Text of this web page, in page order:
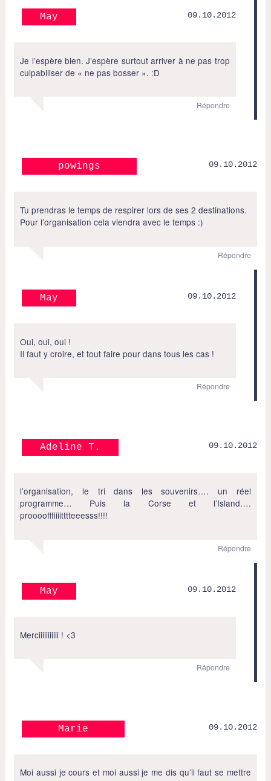
May 09.10.2012
Je l’espère bien. J’espère surtout arriver à ne pas trop
culpabiliser de « ne pas bosser ». :D
Répondre
powings 09.10.2012
Tu prendras le temps de respirer lors de ses 2 destinations.
Pour l’organisation cela viendra avec le temps :)
Répondre
May 09.10.2012
Oui, oui, oui !
Il faut y croire, et tout faire pour dans tous les cas !
Répondre
Adeline T. 09.10.2012
l’organisation, le tri dans les souvenirs…. un réel
programme… Puis la Corse et l’Island….
proooofffiiiitttteeesss!!!!
Répondre
May 09.10.2012
Merciiiiiiiiiii ! <3
Répondre
Marie 09.10.2012
Moi aussi je cours et moi aussi je me dis qu’il faut se mettre